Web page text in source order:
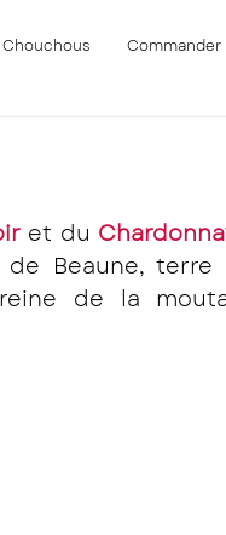
Chouchous Commander
et du
Beaune, terre
de la